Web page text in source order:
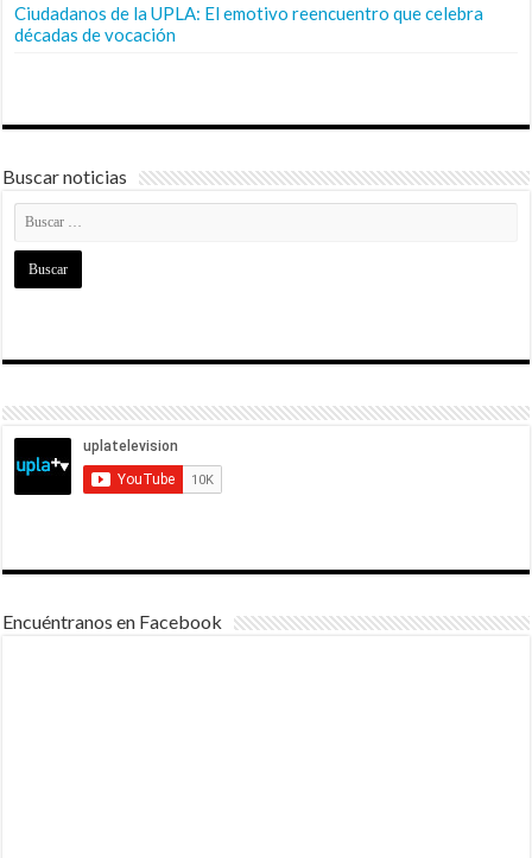
Ciudadanos de la UPLA: El emotivo reencuentro que celebra
décadas de vocación
Buscar noticias
Encuéntranos en Facebook